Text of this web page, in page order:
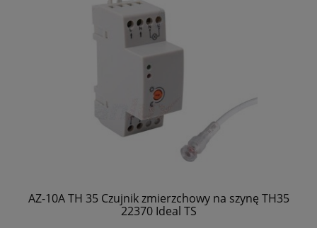
AZ-10A TH 35 Czujnik zmierzchowy na szynę TH35
22370 Ideal TS